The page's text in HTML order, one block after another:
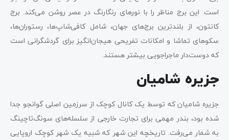
است. این برج مناظر را با نورهای رنگارنگ در عصر روشن می‌کند. برج
کانتون، از بلندترین برج‌های جهان، شامل کافی‌شاپ‌ها، رستوران‌ها،
سکوهای تماشا و امکانات تفریحی هیجان‌انگیز برای گردشگرانی است
که دوست‌دار ماجراجویی بیشتر هستند.
جزیره شامیان
جزیره شامیان که توسط یک کانال کوچک از سرزمین اصلی گوانجو جدا
شده بود، بندر مهمی برای تجارت خارجی از سلسله‌های سونگ‌تاچینگ
به شمار می‌رفت. تاریخچه این شهر که شبیه یک شهر کوچک اروپایی